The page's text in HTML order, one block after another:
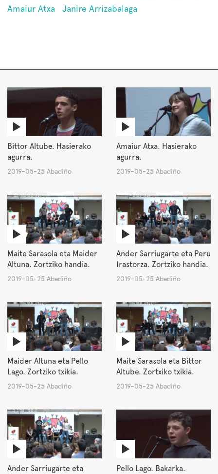
Amaiur Atxa Janire Arrizabalaga
Bittor Altube. Hasierako
agurra.
2019-05-25 Abadiño
Amaiur Atxa. Hasierako
agurra.
2019-05-25 Abadiño
Maite Sarasola eta Maider
Altuna. Zortziko handia.
2019-05-25 Abadiño
Ander Sarriugarte eta Peru
Irastorza. Zortziko handia.
2019-05-25 Abadiño
Maider Altuna eta Pello
Lago. Zortziko txikia.
2019-05-25 Abadiño
Maite Sarasola eta Bittor
Altube. Zortxiko txikia.
2019-05-25 Abadiño
Ander Sarriugarte eta
Pello Lago. Bakarka.